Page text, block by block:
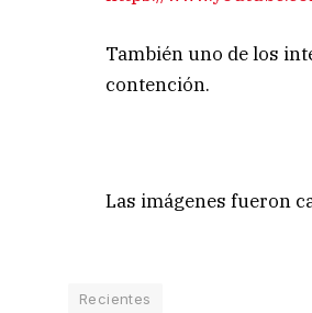
También uno de los
contención.
Las imágenes fueron
Recientes